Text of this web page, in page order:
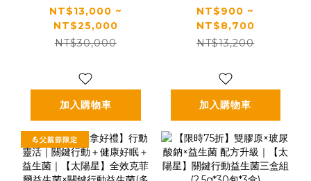
播夏令營
NT$13,000 ~
NT$25,000
NT$30,000
加入購物車
薦🔥熱銷必買組｜
【KS】凍齡奇肌活
膚露/全效精華/精華
NT$900 ~
NT$8,700
NT$13,200
加入購物車
💪父親節限定